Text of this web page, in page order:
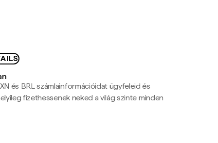
és BRL számlainformációidat ügyfeleid és
fizethessenek neked a világ szinte minden